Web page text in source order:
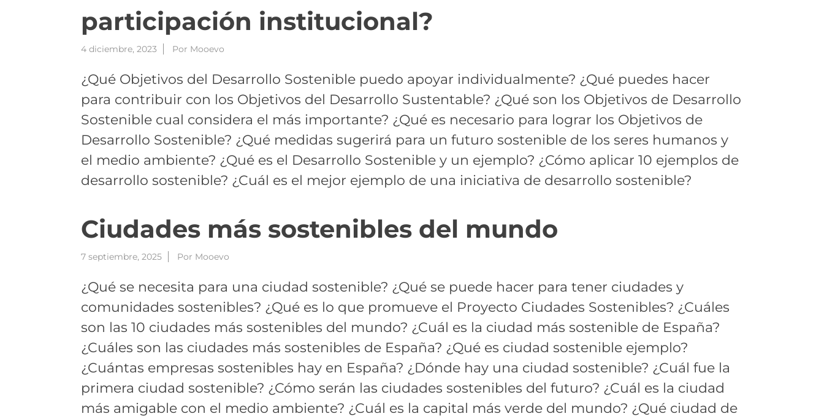
participación institucional?
4 diciembre, 2023 Por Mooevo
¿Qué Objetivos del Desarrollo Sostenible puedo apoyar individualmente? ¿Qué puedes hacer
para contribuir con los Objetivos del Desarrollo Sustentable? ¿Qué son los Objetivos de Desarrollo
Sostenible cual considera el más importante? ¿Qué es necesario para lograr los Objetivos de
Desarrollo Sostenible? ¿Qué medidas sugerirá para un futuro sostenible de los seres humanos y
el medio ambiente? ¿Qué es el Desarrollo Sostenible y un ejemplo? ¿Cómo aplicar 10 ejemplos de
desarrollo sostenible? ¿Cuál es el mejor ejemplo de una iniciativa de desarrollo sostenible?
Ciudades más sostenibles del mundo
7 septiembre, 2025 Por Mooevo
¿Qué se necesita para una ciudad sostenible? ¿Qué se puede hacer para tener ciudades y
comunidades sostenibles? ¿Qué es lo que promueve el Proyecto Ciudades Sostenibles? ¿Cuáles
son las 10 ciudades más sostenibles del mundo? ¿Cuál es la ciudad más sostenible de España?
¿Cuáles son las ciudades más sostenibles de España? ¿Qué es ciudad sostenible ejemplo?
¿Cuántas empresas sostenibles hay en España? ¿Dónde hay una ciudad sostenible? ¿Cuál fue la
primera ciudad sostenible? ¿Cómo serán las ciudades sostenibles del futuro? ¿Cuál es la ciudad
más amigable con el medio ambiente? ¿Cuál es la capital más verde del mundo? ¿Qué ciudad de